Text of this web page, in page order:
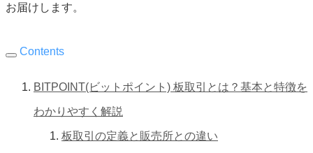
お届けします。
Contents
BITPOINT(ビットポイント) 板取引とは？基本と特徴を
わかりやすく解説
板取引の定義と販売所との違い